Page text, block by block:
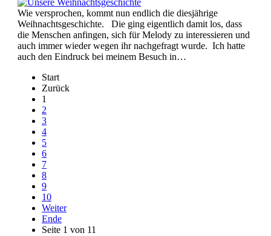
Wie versprochen, kommt nun endlich die diesjährige
Weihnachtsgeschichte. Die ging eigentlich damit los, dass
die Menschen anfingen, sich für Melody zu interessieren und
auch immer wieder wegen ihr nachgefragt wurde. Ich hatte
auch den Eindruck bei meinem Besuch in…
Start
Zurück
1
2
3
4
5
6
7
8
9
10
Weiter
Ende
Seite 1 von 11